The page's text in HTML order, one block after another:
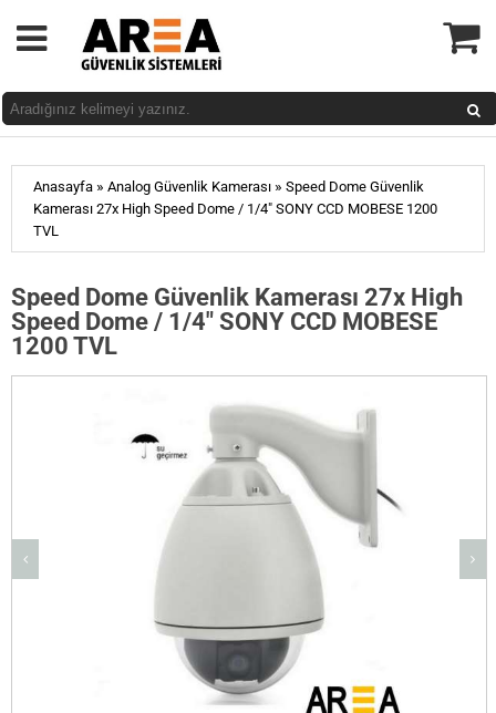
Anasayfa » Analog Güvenlik Kamerası » Speed Dome Güvenlik
Kamerası 27x High Speed Dome / 1/4" SONY CCD MOBESE 1200
TVL
Speed Dome Güvenlik Kamerası 27x High
Speed Dome / 1/4" SONY CCD MOBESE
1200 TVL